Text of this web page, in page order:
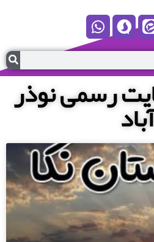
رسمی نوذرآباد